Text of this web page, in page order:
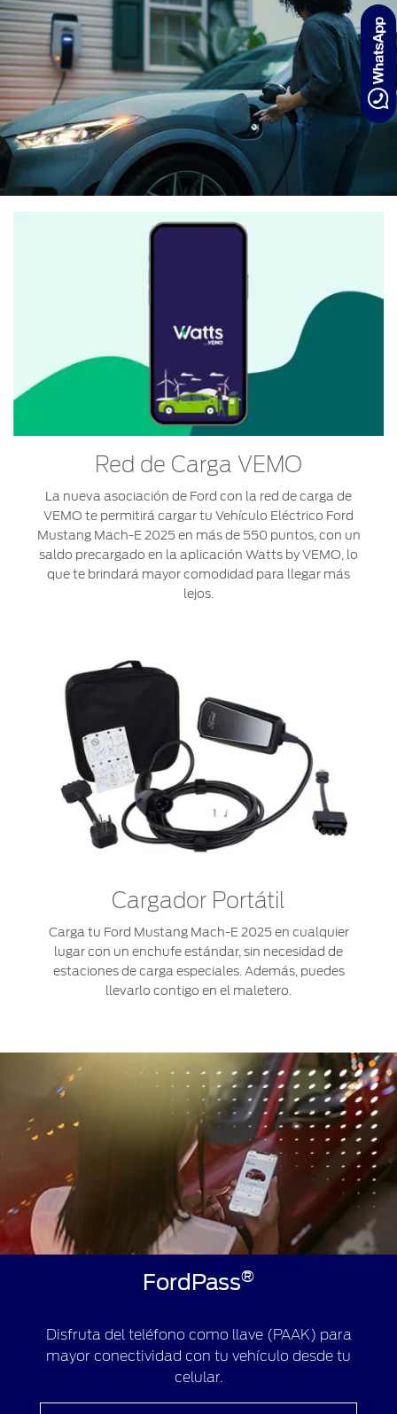
Red de Carga VEMO
La nueva asociación de Ford con la red de carga de
VEMO te permitirá cargar tu Vehículo Eléctrico Ford
Mustang Mach-E 2025 en más de 550 puntos, con un
saldo precargado en la aplicación Watts by VEMO, lo
que te brindará mayor comodidad para llegar más
lejos.
Cargador Portátil
Carga tu Ford Mustang Mach-E 2025 en cualquier
lugar con un enchufe estándar, sin necesidad de
estaciones de carga especiales. Además, puedes
llevarlo contigo en el maletero.
FordPass®
Disfruta del teléfono como llave (PAAK) para
mayor conectividad con tu vehículo desde tu
celular.